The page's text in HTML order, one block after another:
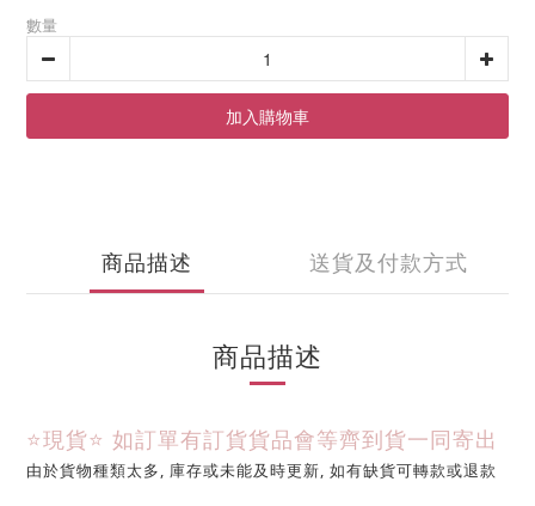
數量
加入購物車
商品描述 送貨及付款方式
商品描述
⭐現貨⭐ 如訂單有訂貨貨品會等齊到貨一同寄出
由於貨物種類太多, 庫存或未能及時更新, 如有缺貨可轉款或退款